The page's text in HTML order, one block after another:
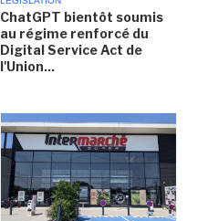
ChatGPT bientôt soumis
au régime renforcé du
Digital Service Act de
l'Union...